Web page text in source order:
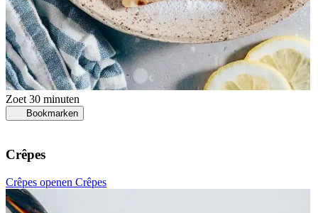
Zoet 30 minuten
Bookmarken
Crêpes
Crêpes openen Crêpes